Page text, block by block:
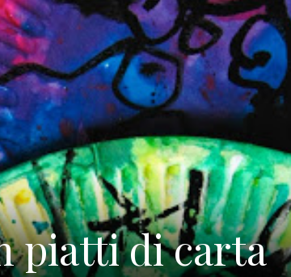
piatti di carta